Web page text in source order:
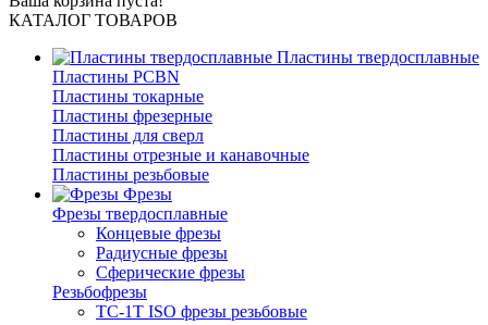
КАТАЛОГ ТОВАРОВ
Пластины твердосплавные
Пластины PCBN
Пластины токарные
Пластины фрезерные
Пластины для сверл
Пластины отрезные и канавочные
Пластины резьбовые
Фрезы
Фрезы твердосплавные
Концевые фрезы
Радиусные фрезы
Сферические фрезы
Резьбофрезы
TC-1T ISO фрезы резьбовые